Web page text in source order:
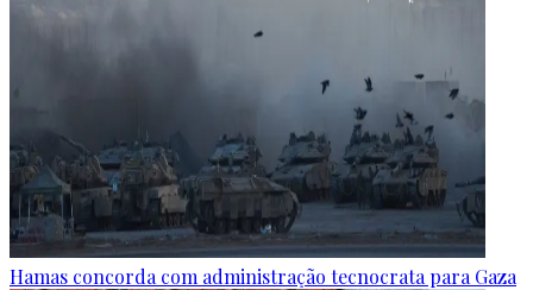
Hamas concorda com administração tecnocrata para Gaza